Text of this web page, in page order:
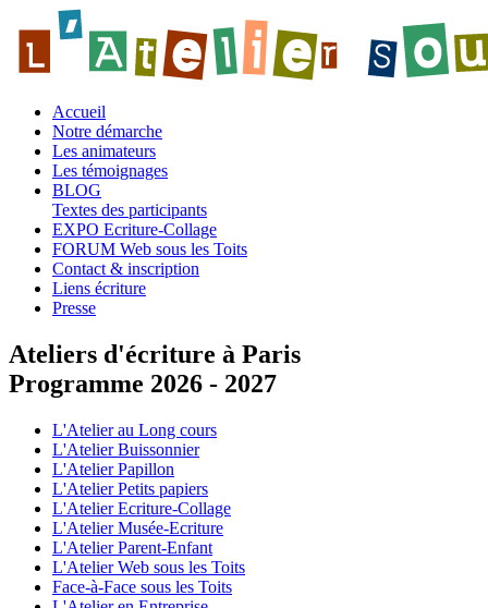
Accueil
Notre démarche
Les animateurs
Les témoignages
BLOG
Textes des participants
EXPO Ecriture-Collage
FORUM Web sous les Toits
Contact & inscription
Liens écriture
Presse
Ateliers d'écriture à Paris
Programme 2026 - 2027
L'Atelier au Long cours
L'Atelier Buissonnier
L'Atelier Papillon
L'Atelier Petits papiers
L'Atelier Ecriture-Collage
L'Atelier Musée-Ecriture
L'Atelier Parent-Enfant
L'Atelier Web sous les Toits
Face-à-Face sous les Toits